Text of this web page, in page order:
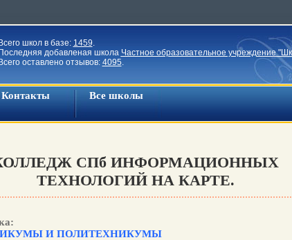
Всего школ в базе: 1459.
Последняя добавленая школа Частное образовательное учреждение
Всего оставлено отзывов: 4095.
Контакты Все школы
СПб ИНФОРМАЦИОННЫХ
ТЕХНОЛОГИЙ НА КАРТЕ.
И ПОЛИТЕХНИКУМЫ